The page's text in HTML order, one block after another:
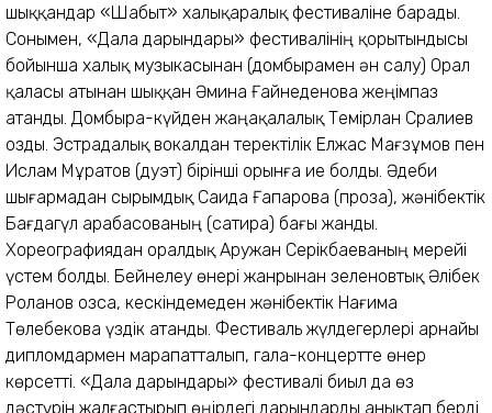
шыққандар «Шабыт» халықаралық фестиваліне барады.
Сонымен, «Дала дарындары» фестивалінің қорытындысы
бойынша халық музыкасынан (домбырамен ән салу) Орал
қаласы атынан шыққан Әмина Ғайнеденова жеңімпаз
атанды. Домбыра-күйден жаңақалалық Темірлан Сралиев
озды. Эстрадалық вокалдан теректілік Елжас Мағзұмов пен
Ислам Мұратов (дуэт) бірінші орынға ие болды. Әдеби
шығармадан сырымдық Саида Ғапарова (проза), жәнібектік
Бағдагүл Қарабасованың (сатира) бағы жанды.
Хореографиядан оралдық Аружан Серікбаеваның мерейі
үстем болды. Бейнелеу өнері жанрынан зеленовтық Әлібек
Роланов озса, кескіндемеден жәнібектік Нағима
Төлебекова үздік атанды. Фестиваль жүлдегерлері арнайы
дипломдармен марапатталып, гала-концертте өнер
көрсетті. «Дала дарындары» фестивалі биыл да өз
дәстүрін жалғастырып өңірдегі дарындарды анықтап берді.